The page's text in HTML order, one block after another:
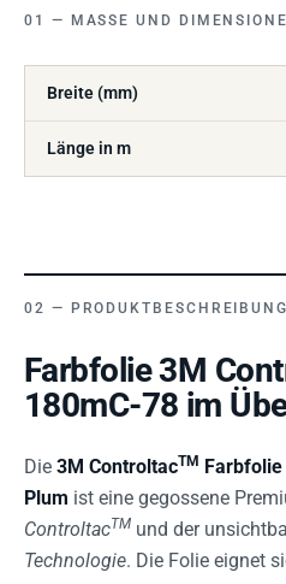
MASSE UND DIMENSIONEN
Breite (mm)
Länge in m
PRODUKTBESCHREIBUNG
Farbfolie 3M
180mC-78 im
Die 3M ControltacTM
Plum ist eine gegossene
ControltacTM und der
Technologie. Die Folie eignet